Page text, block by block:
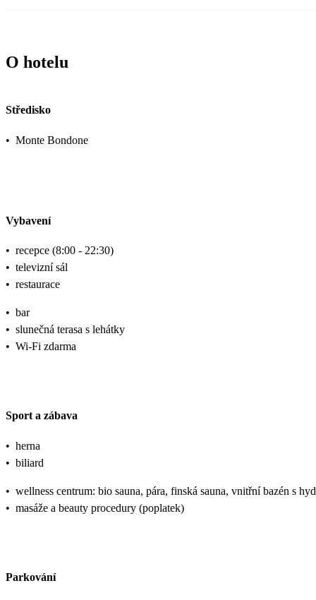
O hotelu
Středisko
• Monte Bondone
Vybavení
• recepce (8:00 - 22:30)
• televizní sál
• restaurace
• bar
• slunečná terasa s lehátky
• Wi-Fi zdarma
Sport a zábava
• herna
• biliard
• wellness centrum: bio sauna, pára, finská sauna, vnitřní bazén s
• masáže a beauty procedury (poplatek)
Parkování